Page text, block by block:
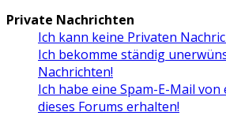
Private Nachrichten
Ich kann keine Privaten
Ich bekomme ständig
Nachrichten!
Ich habe eine Spam-E-Mail
dieses Forums erhalten!